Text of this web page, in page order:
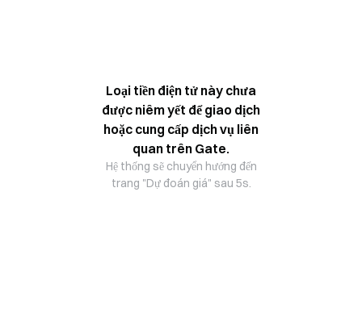
Loại tiền điện tử này chưa
được niêm yết để giao dịch
hoặc cung cấp dịch vụ liên
quan trên Gate.
Hệ thống sẽ chuyển hướng đến
trang "Dự đoán giá" sau 5s.